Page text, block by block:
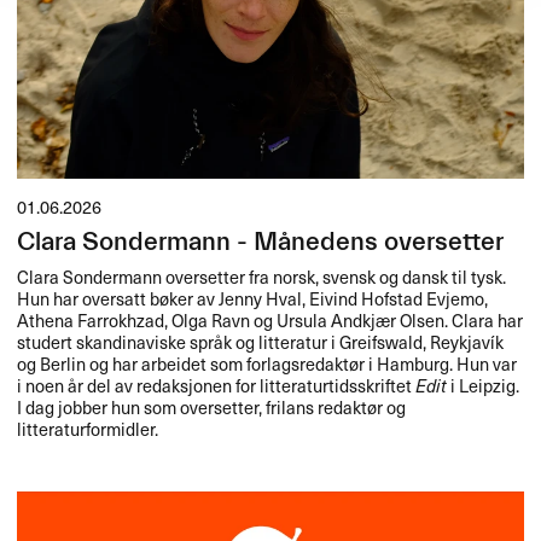
01.06.2026
Clara Sondermann - Månedens oversetter
Clara Sondermann oversetter fra norsk, svensk og dansk til tysk.
Hun har oversatt bøker av Jenny Hval, Eivind Hofstad Evjemo,
Athena Farrokhzad, Olga Ravn og Ursula Andkjær Olsen. Clara har
studert skandinaviske språk og litteratur i Greifswald, Reykjavík
og Berlin og har arbeidet som forlagsredaktør i Hamburg. Hun var
i noen år del av redaksjonen for litteraturtidsskriftetEditi Leipzig.
I dag jobber hun som oversetter, frilans redaktør og
litteraturformidler.